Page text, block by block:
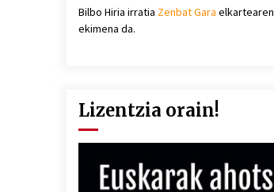
Bilbo Hiria irratia Zenbat Gara elkartearen
ekimena da.
Lizentzia orain!